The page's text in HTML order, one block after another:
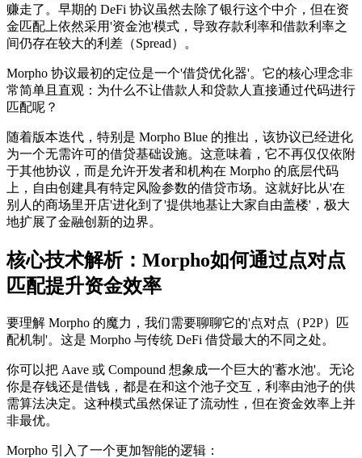
赚走了。早期的 DeFi 协议虽然去除了银行这个中介，但在资
金匹配上依然采用'资金池'模式，导致存款利率和借款利率之
间仍存在较大的利差（Spread）。
Morpho 协议最初的定位是一个'借贷优化器'。它的核心理念非
常简单且直观：为什么不让借款人和贷款人直接通过代码进行
匹配呢？
随着版本迭代，特别是 Morpho Blue 的推出，该协议已经进化
为一个无需许可的借贷基础设施。这意味着，它不再仅仅依附
于其他协议，而是允许开发者和机构在 Morpho 的底层代码
上，自由创建具有特定风险参数的借贷市场。这就好比从'在
别人的商场里开店'进化到了'提供地基让大家自由盖楼'，极大
地扩展了金融创新的边界。
核心技术解析：Morpho如何通过点对点
匹配提升资金效率
要理解 Morpho 的魔力，我们需要聊聊它的'点对点（P2P）匹
配机制'。这是 Morpho 与传统 DeFi 借贷最大的不同之处。
你可以把 Aave 或 Compound 想象成一个巨大的'蓄水池'。无论
你是存钱还是借钱，都是在和这个池子交互，利率由池子的供
需算法决定。这种模式虽然保证了流动性，但在资金效率上并
非最优。
Morpho 引入了一个更加智能的逻辑：